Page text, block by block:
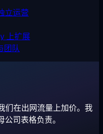
立运营
上扩展
团队
们在出网流量上加价。我
司表格负责。